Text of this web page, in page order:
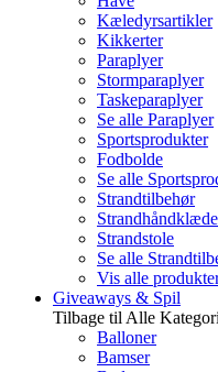
Kæledyrsartikler
Kikkerter
Paraplyer
Stormparaplyer
Taskeparaplyer
Se alle Paraplyer
Sportsprodukter
Fodbolde
Se alle
Strandtilbehør
Strandstole
Se alle
Vis alle
Giveaways & Spil
Tilbage til Alle
Balloner
Bamser